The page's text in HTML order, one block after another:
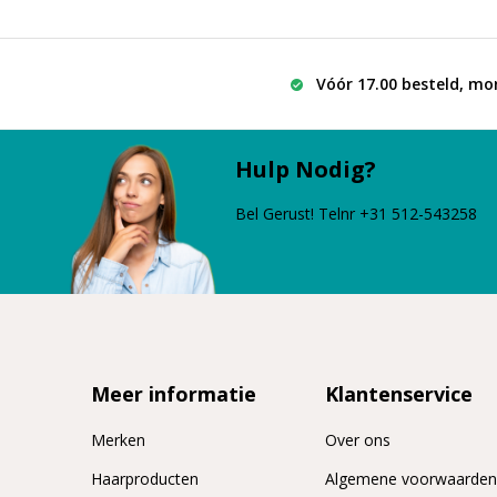
Vóór 17.00 besteld,
Hulp Nodig?
Bel Gerust! Telnr +31 512-543258
Meer informatie
Merken
Haarproducten
Klantenservice
Over ons
Algemene voorwaarden